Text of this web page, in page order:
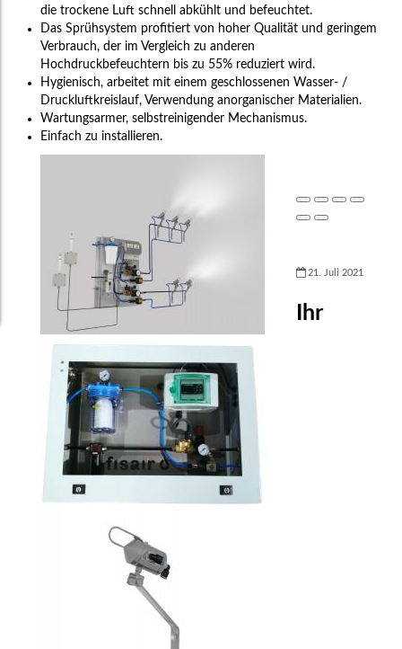
die trockene Luft schnell abkühlt und befeuchtet.
Das Sprühsystem profitiert von hoher Qualität und geringem
Verbrauch, der im Vergleich zu anderen
Hochdruckbefeuchtern bis zu 55% reduziert wird.
Hygienisch, arbeitet mit einem geschlossenen Wasser- /
Druckluftkreislauf, Verwendung anorganischer Materialien.
Wartungsarmer, selbstreinigender Mechanismus.
Einfach zu installieren.
21. Juli 2021
Ihr